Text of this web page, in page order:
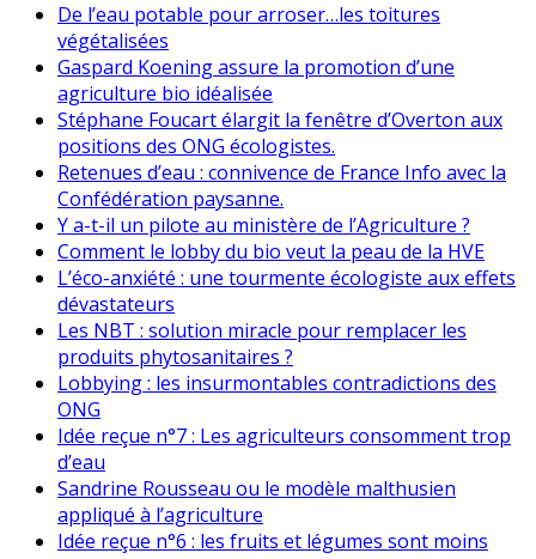
De l’eau potable pour arroser…les toitures
végétalisées
Gaspard Koening assure la promotion d’une
agriculture bio idéalisée
Stéphane Foucart élargit la fenêtre d’Overton aux
positions des ONG écologistes.
Retenues d’eau : connivence de France Info avec la
Confédération paysanne.
Y a-t-il un pilote au ministère de l’Agriculture ?
Comment le lobby du bio veut la peau de la HVE
L’éco-anxiété : une tourmente écologiste aux effets
dévastateurs
Les NBT : solution miracle pour remplacer les
produits phytosanitaires ?
Lobbying : les insurmontables contradictions des
ONG
Idée reçue n°7 : Les agriculteurs consomment trop
d’eau
Sandrine Rousseau ou le modèle malthusien
appliqué à l’agriculture
Idée reçue n°6 : les fruits et légumes sont moins